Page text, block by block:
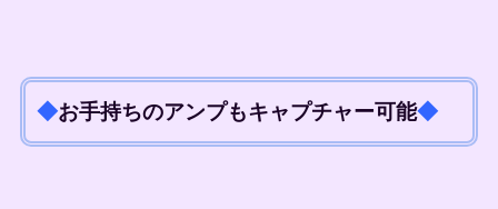
◆お手持ちのアンプもキャプチャー可能◆